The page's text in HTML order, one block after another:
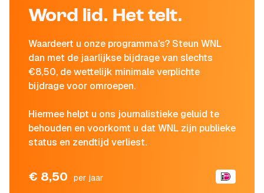
Word lid. Het telt.
Waardeert u onze programma's? Steun WNL
dan met de jaarlijkse bijdrage van slechts
€8,50, de wettelijk minimale verplichte
bijdrage voor omroepen.
Hiermee helpt u ons journalistieke geluid te
behouden en voorkomt u dat WNL zijn publieke
status en zendtijd verliest.
€ 8,50 per jaar